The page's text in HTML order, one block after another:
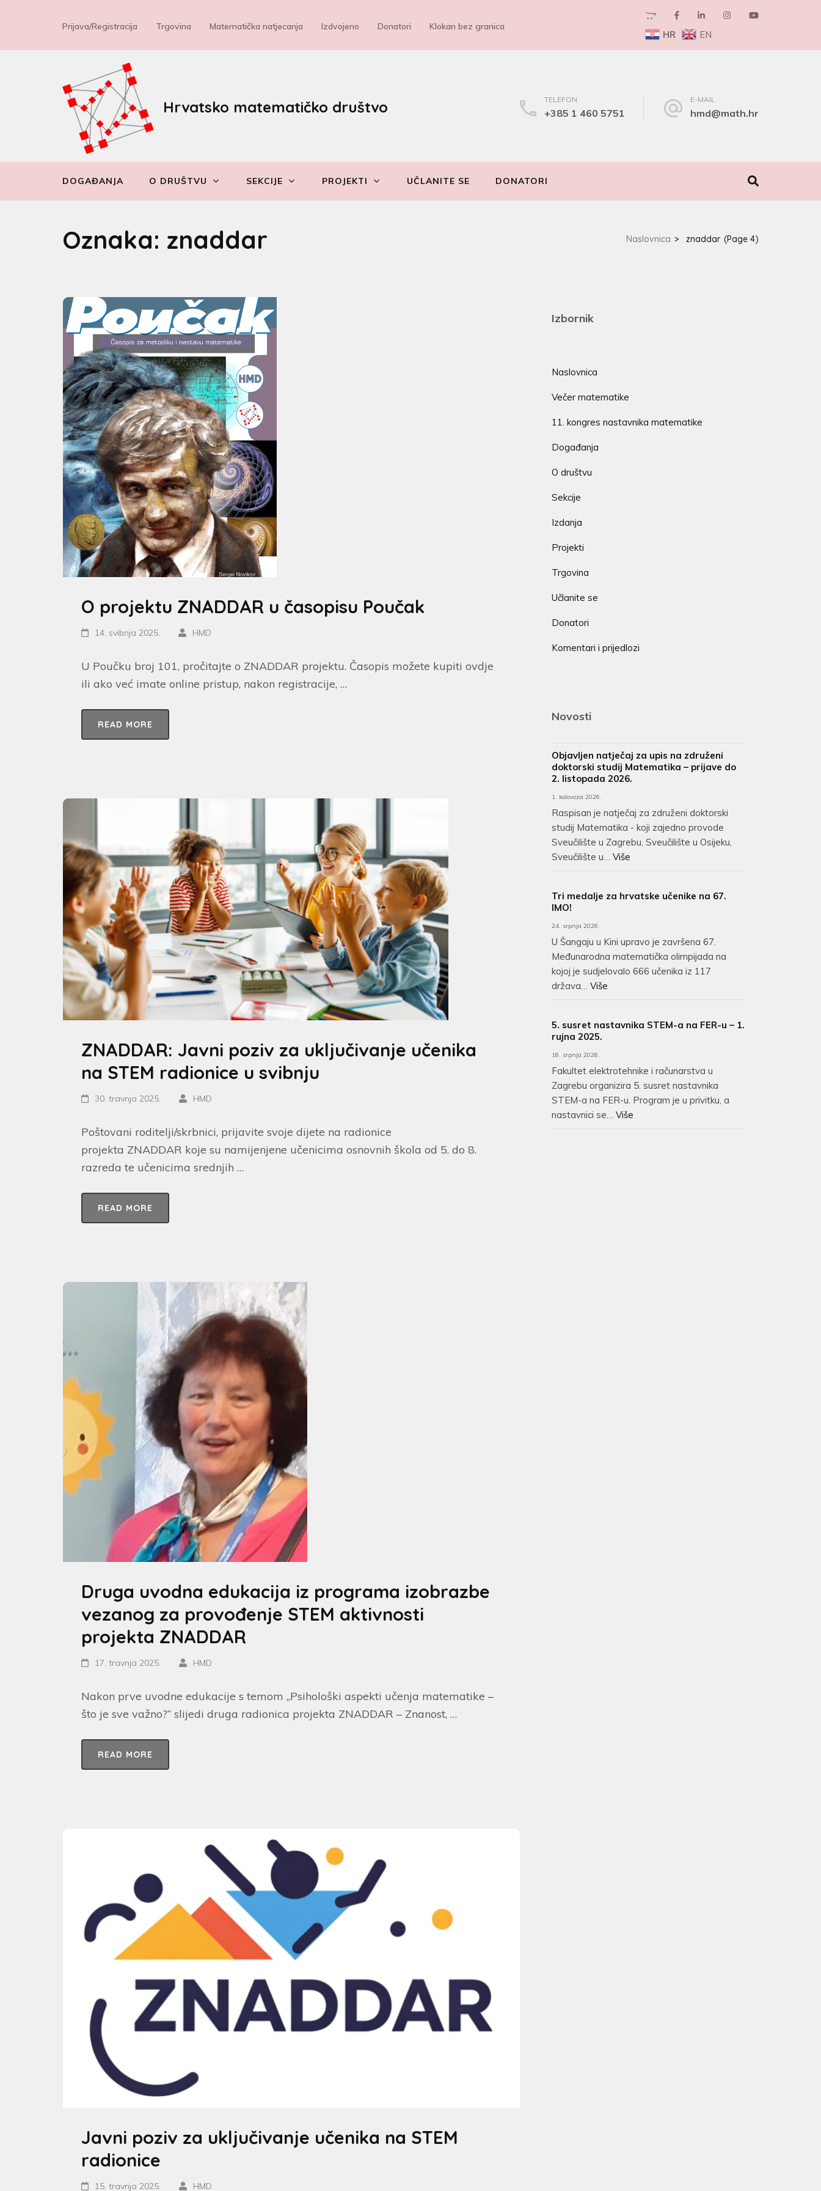
Prijava/Registracija Trgovina Matematička natjecanja Izdvojeno Donatori Klokan bez granica
HR EN
Hrvatsko matematičko društvo TELEFON
+385 1 460 5751
E-MAIL
hmd@math.hr
DOGAĐANJA O DRUŠTVU SEKCIJE PROJEKTI UČLANITE SE DONATORI
Oznaka: znaddar Naslovnica > znaddar (Page 4)
O projektu ZNADDAR u časopisu Poučak
14. svibnja 2025. HMD
U Poučku broj 101, pročitajte o ZNADDAR projektu. Časopis možete kupiti ovdje
ili ako već imate online pristup, nakon registracije, …
READ MORE
ZNADDAR: Javni poziv za uključivanje učenika
na STEM radionice u svibnju
30. travnja 2025. HMD
Poštovani roditelji/skrbnici, prijavite svoje dijete na radionice
projekta ZNADDAR koje su namijenjene učenicima osnovnih škola od 5. do 8.
razreda te učenicima srednjih …
READ MORE
Druga uvodna edukacija iz programa izobrazbe
vezanog za provođenje STEM aktivnosti
projekta ZNADDAR
17. travnja 2025. HMD
Nakon prve uvodne edukacije s temom „Psihološki aspekti učenja matematike –
što je sve važno?“ slijedi druga radionica projekta ZNADDAR – Znanost, …
READ MORE
Javni poziv za uključivanje učenika na STEM
radionice
15. travnja 2025. HMD
Izbornik
Naslovnica
Večer matematike
11. kongres nastavnika matematike
Događanja
O društvu
Sekcije
Izdanja
Projekti
Trgovina
Učlanite se
Donatori
Komentari i prijedlozi
Novosti
Objavljen natječaj za upis na združeni
doktorski studij Matematika – prijave do
2. listopada 2026.
1. kolovoza 2026.
Raspisan je natječaj za združeni doktorski
studij Matematika - koji zajedno provode
Sveučilište u Zagrebu, Sveučilište u Osijeku,
Sveučilište u…Više
Tri medalje za hrvatske učenike na 67.
IMO!
24. srpnja 2026.
U Šangaju u Kini upravo je završena 67.
Međunarodna matematička olimpijada na
kojoj je sudjelovalo 666 učenika iz 117
država…Više
5. susret nastavnika STEM-a na FER-u – 1.
rujna 2025.
16. srpnja 2026.
Fakultet elektrotehnike i računarstva u
Zagrebu organizira 5. susret nastavnika
STEM-a na FER-u. Program je u privitku, a
nastavnici se…Više